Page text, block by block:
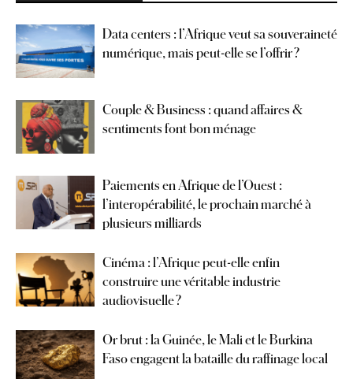
Data centers : l’Afrique veut sa souveraineté
numérique, mais peut-elle se l’offrir ?
Couple & Business : quand affaires &
sentiments font bon ménage
Paiements en Afrique de l’Ouest :
l’interopérabilité, le prochain marché à
plusieurs milliards
Cinéma : l’Afrique peut-elle enfin
construire une véritable industrie
audiovisuelle ?
Or brut : la Guinée, le Mali et le Burkina
Faso engagent la bataille du raffinage local